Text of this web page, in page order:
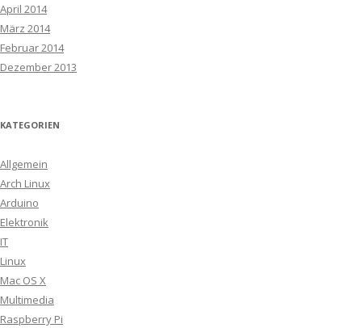
April 2014
März 2014
Februar 2014
Dezember 2013
KATEGORIEN
Allgemein
Arch Linux
Arduino
Elektronik
IT
Linux
Mac OS X
Multimedia
Raspberry Pi